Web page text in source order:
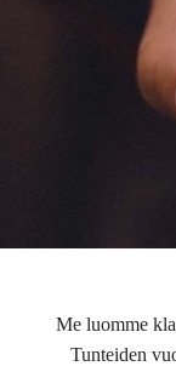
Me luomme
Tunteiden